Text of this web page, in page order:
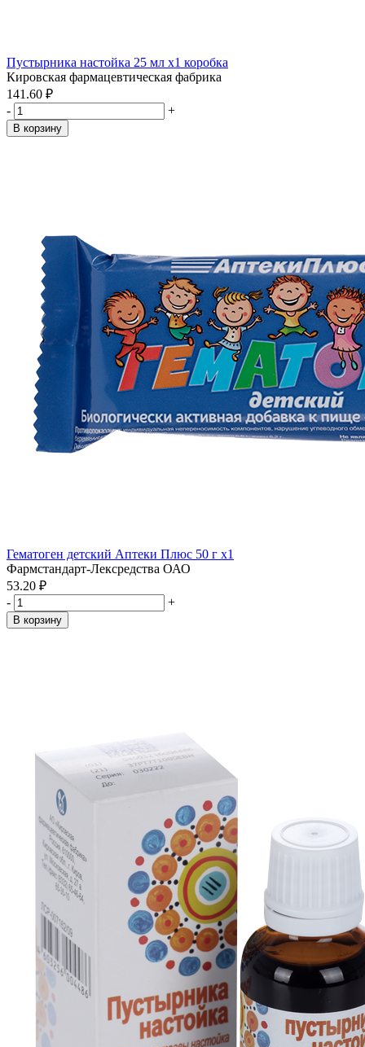
Пустырника настойка 25 мл x1 коробка
Кировская фармацевтическая фабрика
141.60 ₽
-
+
В корзину
Гематоген детский Аптеки Плюс 50 г x1
Фармстандарт-Лексредства ОАО
53.20 ₽
-
+
В корзину